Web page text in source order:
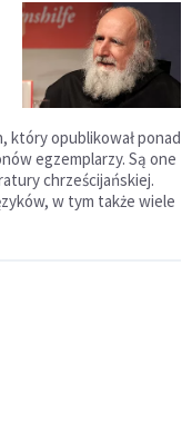
który opublikował ponad
egzemplarzy. Są one
chrześcijańskiej.
w tym także wiele